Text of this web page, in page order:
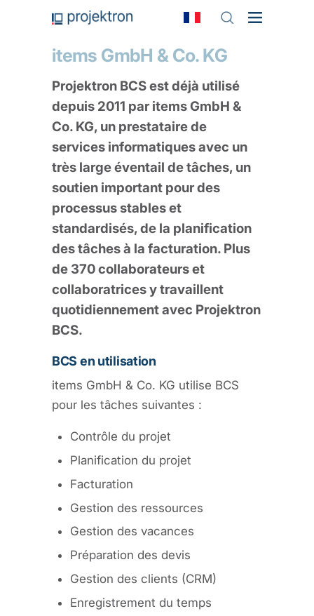
items GmbH & Co. KG
Projektron BCS est déjà utilisé
depuis 2011 par items GmbH &
Co. KG, un prestataire de
services informatiques avec un
très large éventail de tâches, un
soutien important pour des
processus stables et
standardisés, de la planification
des tâches à la facturation. Plus
de 370 collaborateurs et
collaboratrices y travaillent
quotidiennement avec Projektron
BCS.
BCS en utilisation
items GmbH & Co. KG utilise BCS
pour les tâches suivantes :
Contrôle du projet
Planification du projet
Facturation
Gestion des ressources
Gestion des vacances
Préparation des devis
Gestion des clients (CRM)
Enregistrement du temps